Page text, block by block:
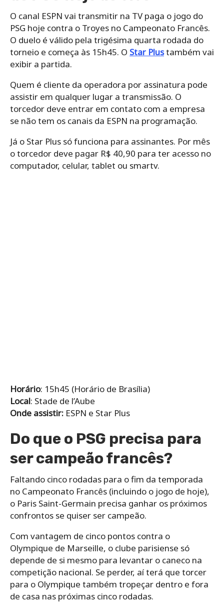
O canal ESPN vai transmitir na TV paga o jogo do
PSG hoje contra o Troyes no Campeonato Francês.
O duelo é válido pela trigésima quarta rodada do
torneio e começa às 15h45. O Star Plustambém vai
exibir a partida.
Quem é cliente da operadora por assinatura pode
assistir em qualquer lugar a transmissão. O
torcedor deve entrar em contato com a empresa
se não tem os canais da ESPN na programação.
Já o Star Plus só funciona para assinantes. Por mês
o torcedor deve pagar R$ 40,90 para ter acesso no
computador, celular, tablet ou smartv.
Horário: 15h45 (Horário de Brasília)
Local: Stade de l’Aube
Onde assistir: ESPN e Star Plus
Do que o PSG precisa para
ser campeão francês?
Faltando cinco rodadas para o fim da temporada
no Campeonato Francês (incluindo o jogo de hoje),
o Paris Saint-Germain precisa ganhar os próximos
confrontos se quiser ser campeão.
Com vantagem de cinco pontos contra o
Olympique de Marseille, o clube parisiense só
depende de si mesmo para levantar o caneco na
competição nacional. Se perder, aí terá que torcer
para o Olympique também tropeçar dentro e fora
de casa nas próximas cinco rodadas.